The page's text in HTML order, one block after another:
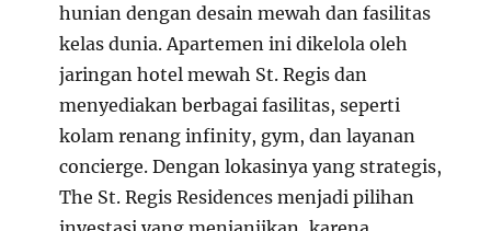
hunian dengan desain mewah dan fasilitas
kelas dunia. Apartemen ini dikelola oleh
jaringan hotel mewah St. Regis dan
menyediakan berbagai fasilitas, seperti
kolam renang infinity, gym, dan layanan
concierge. Dengan lokasinya yang strategis,
The St. Regis Residences menjadi pilihan